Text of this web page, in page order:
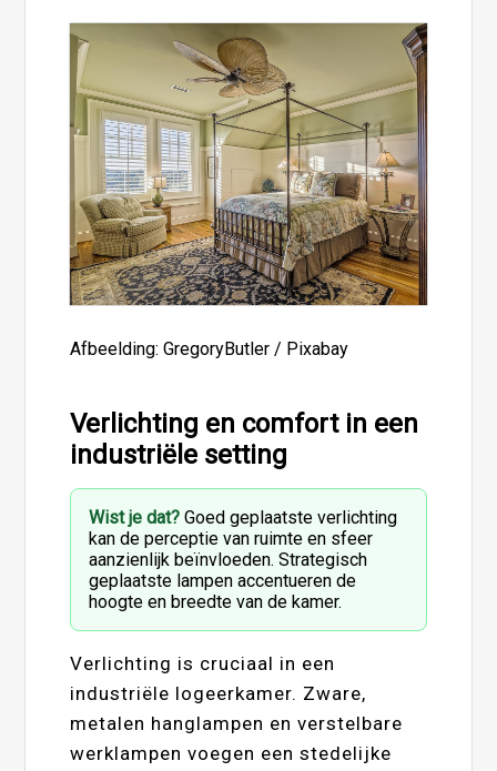
Afbeelding: GregoryButler / Pixabay
Verlichting en comfort in een
industriële setting
Wist je dat? Goed geplaatste verlichting
kan de perceptie van ruimte en sfeer
aanzienlijk beïnvloeden. Strategisch
geplaatste lampen accentueren de
hoogte en breedte van de kamer.
Verlichting is cruciaal in een
industriële logeerkamer. Zware,
metalen hanglampen en verstelbare
werklampen voegen een stedelijke